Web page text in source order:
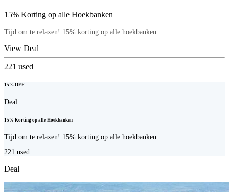
15% Korting op alle Hoekbanken
Tijd om te relaxen! 15% korting op alle hoekbanken.
View Deal
221 used
15% OFF
Deal
15% Korting op alle Hoekbanken
Tijd om te relaxen! 15% korting op alle hoekbanken.
221 used
Deal